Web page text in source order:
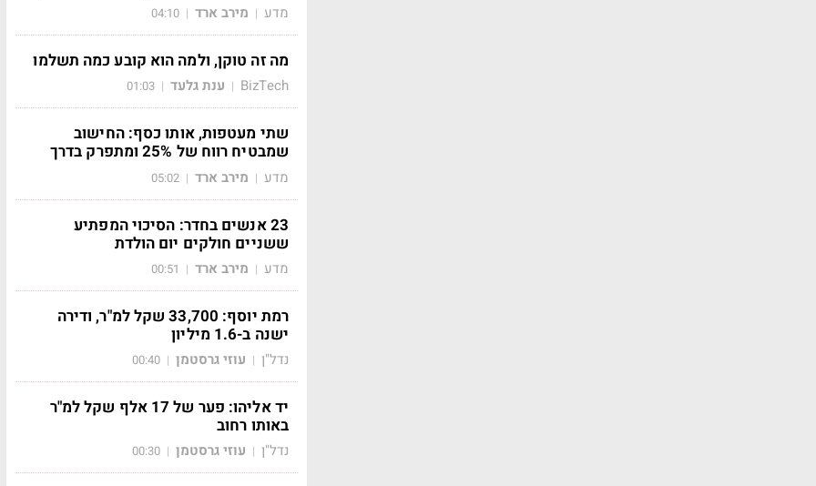
מדע | מירב ארד |
04:10
מה זה טוקן, ולמה הוא קובע כמה תשלמו
BizTech
| ענת גלעד |
01:03
שתי מעטפות, אותו כסף: החישוב
שמבטיח רווח של 25% ומתפרק בדרך
מדע | מירב ארד |
05:02
23 אנשים בחדר: הסיכוי המפתיע
ששניים חולקים יום הולדת
מדע | מירב ארד |
00:51
רמת יוסף: 33,700 שקל למ"ר, ודירה
ישנה ב-1.6 מיליון
נדל"ן | עוזי גרסטמן |
00:40
יד אליהו: פער של 17 אלף שקל למ"ר
באותו רחוב
נדל"ן | עוזי גרסטמן |
00:30